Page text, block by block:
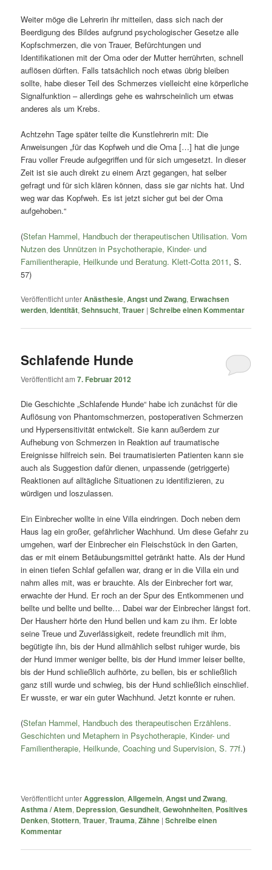
Weiter möge die Lehrerin ihr mitteilen, dass sich nach der
Beerdigung des Bildes aufgrund psychologischer Gesetze alle
Kopfschmerzen, die von Trauer, Befürchtungen und
Identifikationen mit der Oma oder der Mutter herrührten, schnell
auflösen dürften. Falls tatsächlich noch etwas übrig bleiben
sollte, habe dieser Teil des Schmerzes vielleicht eine körperliche
Signalfunktion – allerdings gehe es wahrscheinlich um etwas
anderes als um Krebs.
Achtzehn Tage später teilte die Kunstlehrerin mit: Die
Anweisungen „für das Kopfweh und die Oma […] hat die junge
Frau voller Freude aufgegriffen und für sich umgesetzt. In dieser
Zeit ist sie auch direkt zu einem Arzt gegangen, hat selber
gefragt und für sich klären können, dass sie gar nichts hat. Und
weg war das Kopfweh. Es ist jetzt sicher gut bei der Oma
aufgehoben.“
(Stefan Hammel, Handbuch der therapeutischen Utilisation. Vom
Nutzen des Unnützen in Psychotherapie, Kinder- und
Familientherapie, Heilkunde und Beratung. Klett-Cotta 2011, S.
57)
Veröffentlicht unterAnästhesie,Angst und Zwang, Erwachsen
werden,Identität,Sehnsucht,Trauer |Schreibe einen Kommentar
Schlafende Hunde
Veröffentlicht am7. Februar 2012
Die Geschichte „Schlafende Hunde“ habe ich zunächst für die
Auflösung von Phantomschmerzen, postoperativen Schmerzen
und Hypersensitivität entwickelt. Sie kann außerdem zur
Aufhebung von Schmerzen in Reaktion auf traumatische
Ereignisse hilfreich sein. Bei traumatisierten Patienten kann sie
auch als Suggestion dafür dienen, unpassende (getriggerte)
Reaktionen auf alltägliche Situationen zu identifizieren, zu
würdigen und loszulassen.
Ein Einbrecher wollte in eine Villa eindringen. Doch neben dem
Haus lag ein großer, gefährlicher Wachhund. Um diese Gefahr zu
umgehen, warf der Einbrecher ein Fleischstück in den Garten,
das er mit einem Betäubungsmittel getränkt hatte. Als der Hund
in einen tiefen Schlaf gefallen war, drang er in die Villa ein und
nahm alles mit, was er brauchte. Als der Einbrecher fort war,
erwachte der Hund. Er roch an der Spur des Entkommenen und
bellte und bellte und bellte… Dabei war der Einbrecher längst fort.
Der Hausherr hörte den Hund bellen und kam zu ihm. Er lobte
seine Treue und Zuverlässigkeit, redete freundlich mit ihm,
begütigte ihn, bis der Hund allmählich selbst ruhiger wurde, bis
der Hund immer weniger bellte, bis der Hund immer leiser bellte,
bis der Hund schließlich aufhörte, zu bellen, bis er schließlich
ganz still wurde und schwieg, bis der Hund schließlich einschlief.
Er wusste, er war ein guter Wachhund. Jetzt konnte er ruhen.
(Stefan Hammel, Handbuch des therapeutischen Erzählens.
Geschichten und Metaphern in Psychotherapie, Kinder- und
Familientherapie, Heilkunde, Coaching und Supervision, S. 77f.)
Veröffentlicht unterAggression,Allgemein,Angst und Zwang,
Asthma / Atem, Depression,Gesundheit,Gewohnheiten, Positives
Denken,Stottern,Trauer,Trauma,Zähne |Schreibe einen
Kommentar